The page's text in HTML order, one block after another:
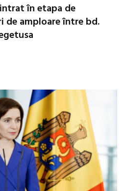
în etapa de
de amploare între bd.